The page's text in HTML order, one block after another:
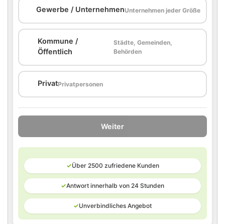
Gewerbe / UnternehmenUnternehmen jeder Größe
Kommune /
Öffentlich
Städte, Gemeinden,
Behörden
PrivatPrivatpersonen
Weiter
✓Über 2500 zufriedene Kunden
✓Antwort innerhalb von 24 Stunden
✓Unverbindliches Angebot